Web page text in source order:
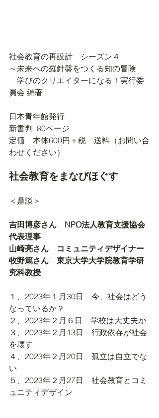
社会教育の再設計　シーズン４
～未来への羅針盤をつくる知の冒険
学びのクリエイターになる！実行委
員会 編著
日本青年館発行
新書判  80ページ
定価　本体600円＋税　送料（お問い合
わせください）
社会教育をまなびほぐす
＜鼎談＞
吉田博彦さん　NPO法人教育支援協会
代表理事
山崎亮さん　コミュニティデザイナー
牧野篤さん　東京大学大学院教育学研
究科教授
１、2023年１月30日　今、社会はどう
なっているか？
２、2023年２月６日　学校は大丈夫か
３、2023年２月13日　行政依存が社会
を壊す
４、2023年２月20日　孤立は自立でな
い
５、2023年２月27日　社会教育とコミ
ュニティデザイン